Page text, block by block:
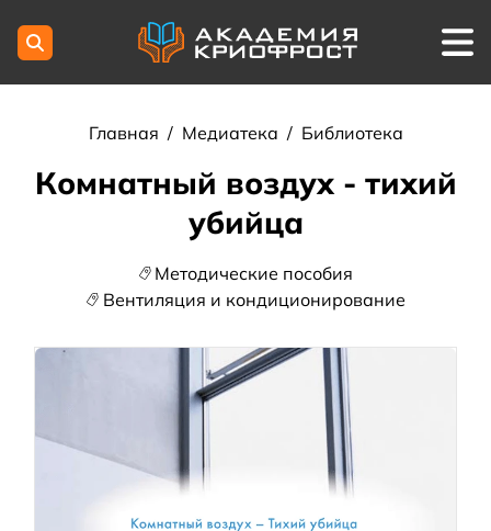
Главная / Медиатека / Библиотека
Комнатный воздух - тихий
убийца
Методические пособия
Вентиляция и кондиционирование